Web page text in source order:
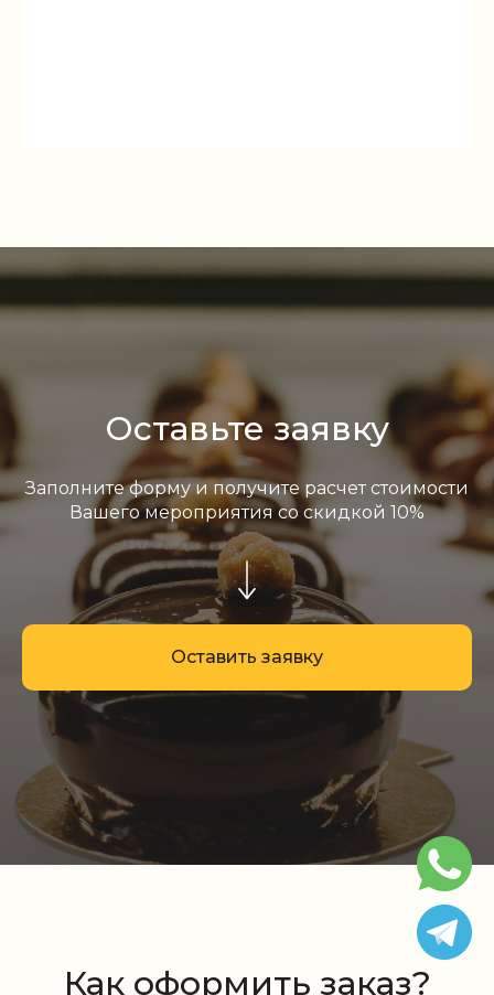
Оставьте заявку
Заполните форму и получите расчет стоимости
Вашего мероприятия со скидкой 10%
Оставить заявку
Как оформить заказ?